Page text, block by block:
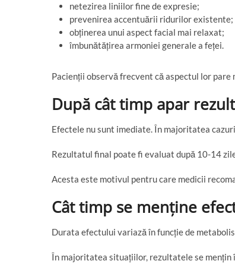
netezirea liniilor fine de expresie;
prevenirea accentuării ridurilor existente;
obținerea unui aspect facial mai relaxat;
îmbunătățirea armoniei generale a feței.
Pacienții observă frecvent că aspectul lor
După cât timp apar
Efectele nu sunt imediate. În majoritatea
Rezultatul final poate fi evaluat după 10-14
Acesta este motivul pentru care medicii
Cât timp se menține
Durata efectului variază în funcție de
În majoritatea situațiilor, rezultatele se